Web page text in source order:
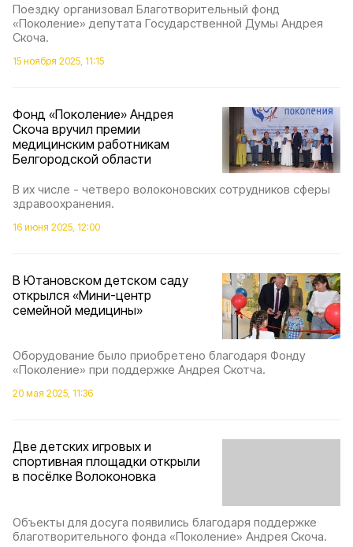
Поездку организовал Благотворительный фонд
«Поколение» депутата Государственной Думы Андрея
Скоча.
15 ноября 2025, 11:15
Фонд «Поколение» Андрея
Скоча вручил премии
медицинским работникам
Белгородской области
В их числе - четверо волоконовских сотрудников сферы
здравоохранения.
16 июня 2025, 12:00
В Ютановском детском саду
открылся «Мини-центр
семейной медицины»
Оборудование было приобретено благодаря Фонду
«Поколение» при поддержке Андрея Скотча.
20 мая 2025, 11:36
Две детских игровых и
спортивная площадки открыли
в посёлке Волоконовка
Объекты для досуга появились благодаря поддержке
благотворительного фонда «Поколение» Андрея Скоча.